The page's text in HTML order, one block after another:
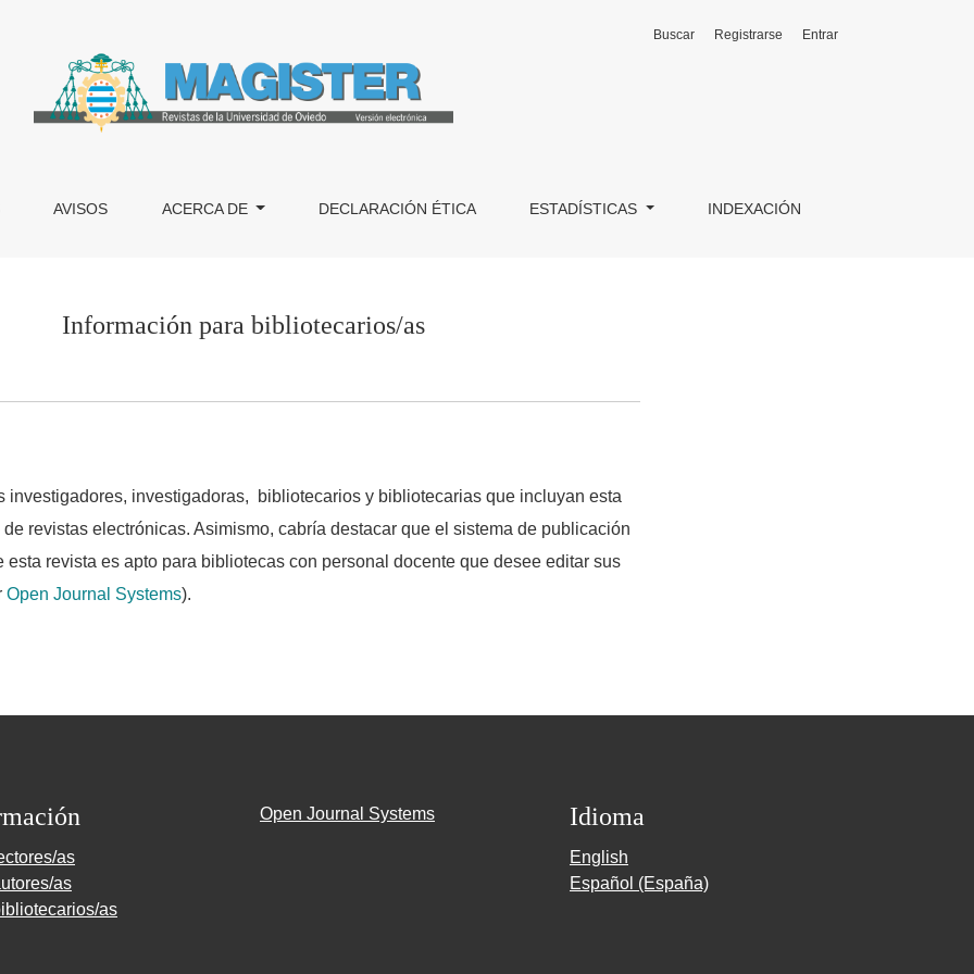
AVISOS ACERCA DE DECLARACIÓN ÉTICA ESTADÍSTICAS INDEXACIÓN
Buscar Registrarse Entrar
Información para bibliotecarios/as
investigadores, investigadoras, bibliotecarios y bibliotecarias que incluyan esta
revistas electrónicas. Asimismo, cabría destacar que el sistema de publicación
esta revista es apto para bibliotecas con personal docente que desee editar sus
Open Journal Systems).
as
as
as
Open Journal Systems Idioma
English
Español (España)